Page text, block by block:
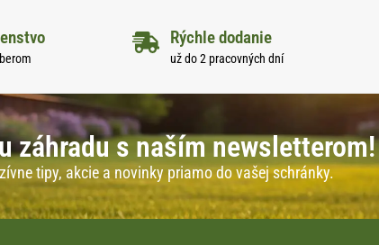
Rýchle dodanie
už do 2 pracovných dní
záhradu s naším newsletterom!
tipy, akcie a novinky priamo do vašej schránky.